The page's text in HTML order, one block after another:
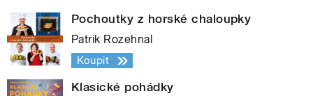
Pochoutky z horské chaloupky
Patrik Rozehnal
Koupit
Klasické pohádky